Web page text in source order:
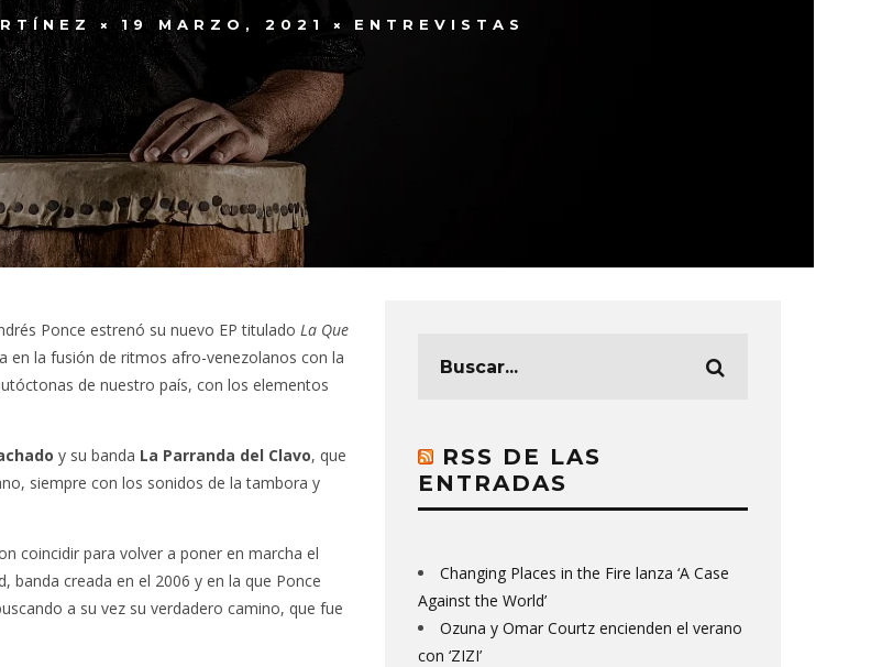
19 MARZO, 2021 ENTREVISTAS
Ponce estrenó su nuevo EP titulado La Que
en la fusión de ritmos afro-venezolanos con la
de nuestro país, con los elementos
y su banda La Parranda del Clavo, que
siempre con los sonidos de la tambora y
coincidir para volver a poner en marcha el
creada en el 2006 y en la que Ponce
a su vez su verdadero camino, que fue
RSS DE LAS
ENTRADAS
Changing Places in the Fire lanza ‘A Case
Against the World’
Ozuna y Omar Courtz encienden el verano
con ‘ZIZI’